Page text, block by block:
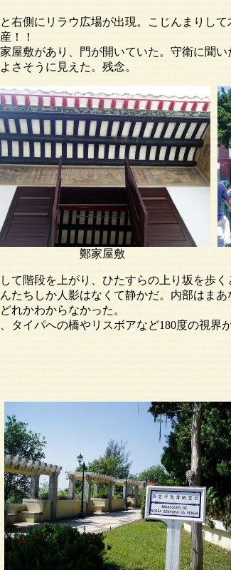
リラウ広場が出現。こじんまりして木
！
あり、門が開いていた。守衛に聞いた
うに見えた。残念。
鄭家屋敷
を上がり、ひたすらの上り坂を歩くと
か人影はなくて静かだ。内部はまあな
わからなかった。
への橋やリスボアなど180度の視界が